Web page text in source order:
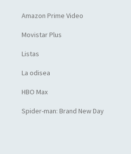
Amazon Prime Video
Movistar Plus
Listas
La odisea
HBO Max
Spider-man: Brand New Day